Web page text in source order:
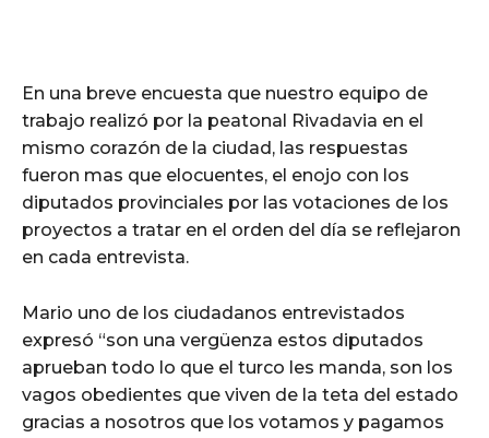
En una breve encuesta que nuestro equipo de
trabajo realizó por la peatonal Rivadavia en el
mismo corazón de la ciudad, las respuestas
fueron mas que elocuentes, el enojo con los
diputados provinciales por las votaciones de los
proyectos a tratar en el orden del día se reflejaron
en cada entrevista.
Mario uno de los ciudadanos entrevistados
expresó “son una vergüenza estos diputados
aprueban todo lo que el turco les manda, son los
vagos obedientes que viven de la teta del estado
gracias a nosotros que los votamos y pagamos